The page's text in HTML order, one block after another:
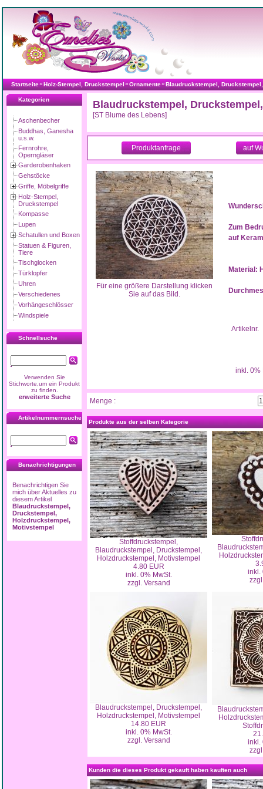
Startseite»Holz-Stempel, Druckstempel»Ornamente»Blaudruckstempel,
Kategorien
Aschenbecher
Buddhas, Ganesha
u.s.w.
Fernrohre,
Operngläser
Garderobenhaken
Gehstöcke
Griffe, Möbelgriffe
Holz-Stempel,
Druckstempel
Kompasse
Lupen
Schatullen und Boxen
Statuen & Figuren,
Tiere
Tischglocken
Türklopfer
Uhren
Verschiedenes
Vorhängeschlösser
Windspiele
Schnellsuche
Verwenden Sie
Stichworte,um ein Produkt
zu finden.
erweiterte Suche
Artikelnummernsuche
Benachrichtigungen
Benachrichtigen Sie
mich über Aktuelles zu
diesem Artikel
Blaudruckstempel,
Druckstempel,
Holzdruckstempel,
Motivstempel
Blaudruckstempel,
[ST Blume des Lebens]
Produktanfrage auf
Für eine größere Darstellung klicken
Sie auf das Bild.
Zum
auf
Material:
Artikelnr.
inkl. 0%
Menge :
Produkte aus der selben Kategorie
Stoffdruckstempel,
Blaudruckstempel, Druckstempel,
Holzdruckstempel, Motivstempel
4.80 EUR
inkl. 0% MwSt.
zzgl. Versand
inkl.
Blaudruckstempel, Druckstempel,
Holzdruckstempel, Motivstempel
14.80 EUR
inkl. 0% MwSt.
zzgl. Versand
inkl.
Kunden die dieses Produkt gekauft haben kauften auch